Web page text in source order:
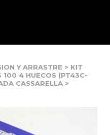
Y ARRASTRE > KIT
100 4 HUECOS (PT43C-
CASSARELLA >